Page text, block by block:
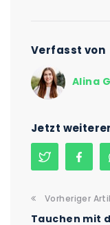
Verfasst von
Alina
Jetzt
Vorheriger
Tauchen mit